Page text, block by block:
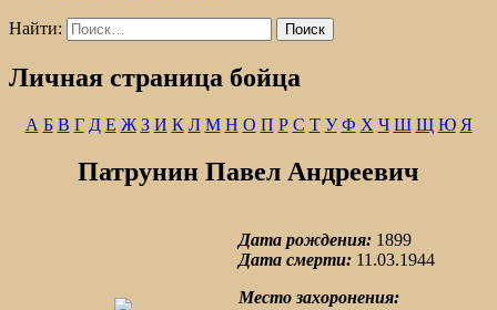
Найти:
Личная страница бойца
А Б В Г Д Е Ж З И К Л М Н О П Р С Т У Ф Х Ч Ш Щ Ю Я
Патрунин Павел Андреевич
Дата рождения: 1899
Дата смерти: 11.03.1944
Место захоронения: